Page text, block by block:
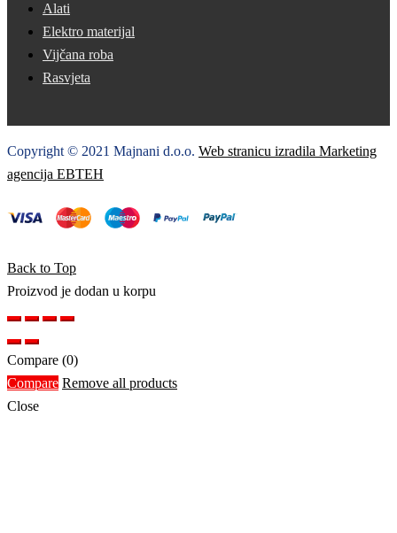
Alati
Elektro materijal
Vijčana roba
Rasvjeta
Copyright © 2021 Majnani d.o.o. Web stranicu izradila Marketing
agencija EBTEH
Back to Top
Proizvod je dodan u korpu
Compare (0)
Compare Remove all products
Close